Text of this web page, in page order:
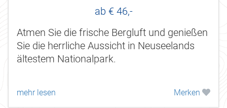
ab € 46,-
Atmen Sie die frische Bergluft und genießen
Sie die herrliche Aussicht in Neuseelands
ältestem Nationalpark.
mehr lesen Merken